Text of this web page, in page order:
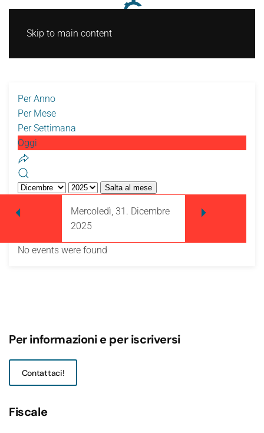
Skip to main content
Per Anno
Per Mese
Per Settimana
Oggi
Salta al mese
Mercoledì, 31. Dicembre
2025
No events were found
Per informazioni e per iscriversi
Contattaci!
Fiscale